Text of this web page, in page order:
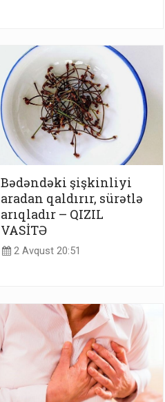
Bədəndəki şişkinliyi
aradan qaldırır, sürətlə
arıqladır – QIZIL
VASİTƏ
2 Avqust 20:51